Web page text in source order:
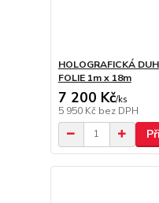
HOLOGRAFICKÁ
FOLIE 1m x 18m
7 200 Kč/ks
5 950 Kč bez DPH